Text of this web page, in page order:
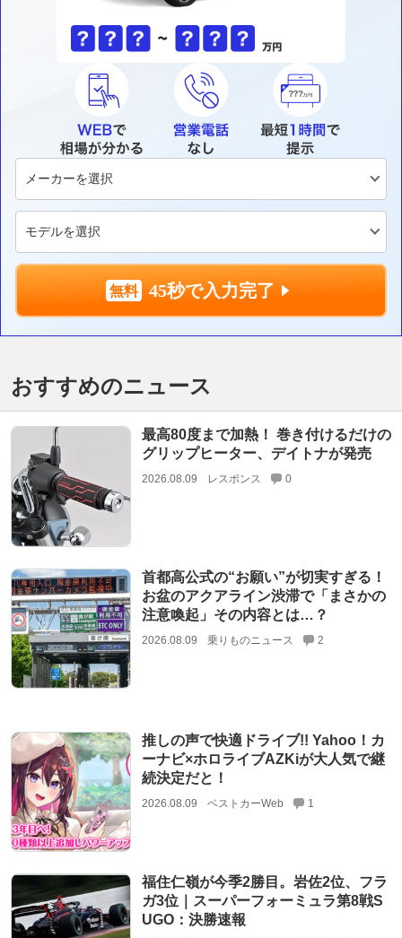
45秒で入力完了
おすすめのニュース
最高80度まで加熱！ 巻き付けるだけの
グリップヒーター、デイトナが発売
2026.08.09 レスポンス 0
首都高公式の“お願い”が切実すぎる！
お盆のアクアライン渋滞で「まさかの
注意喚起」その内容とは…？
2026.08.09 乗りものニュース 2
推しの声で快適ドライブ!! Yahoo！カ
ーナビ×ホロライブAZKiが大人気で継
続決定だと！
2026.08.09 ベストカーWeb 1
福住仁嶺が今季2勝目。岩佐2位、フラ
ガ3位｜スーパーフォーミュラ第8戦S
UGO：決勝速報